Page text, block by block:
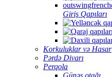
Giriş Qapıları
Korkuluklar və Hasar
Pərdə Divarı
Perqola
Günəş otağı